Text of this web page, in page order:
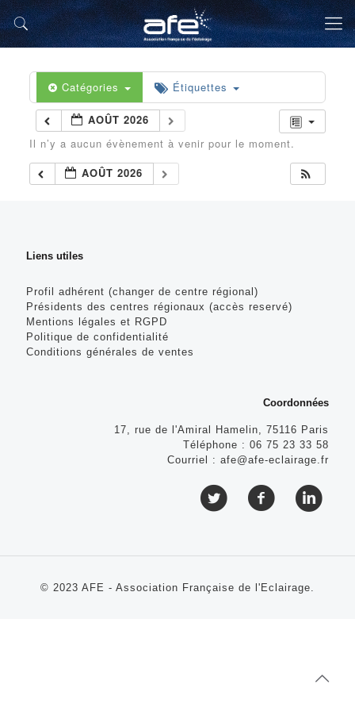
Catégories Étiquettes
AOÛT 2026
Il n’y a aucun évènement à venir pour le moment.
AOÛT 2026
Liens utiles
Profil adhérent (changer de centre régional)
Présidents des centres régionaux (accès reservé)
Mentions légales et RGPD
Politique de confidentialité
Conditions générales de ventes
Coordonnées
17, rue de l'Amiral Hamelin, 75116 Paris
Téléphone : 06 75 23 33 58
Courriel : afe@afe-eclairage.fr
© 2023 AFE - Association Française de l'Eclairage.